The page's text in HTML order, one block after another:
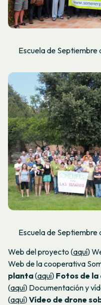
Escuela de Septiembre
Escuela de Septiembre
Web del proyecto (aquí)
Web de la cooperativa
planta(aquí) Fotos de
(aquí) Documentación y
(aquí)Vídeo de drone